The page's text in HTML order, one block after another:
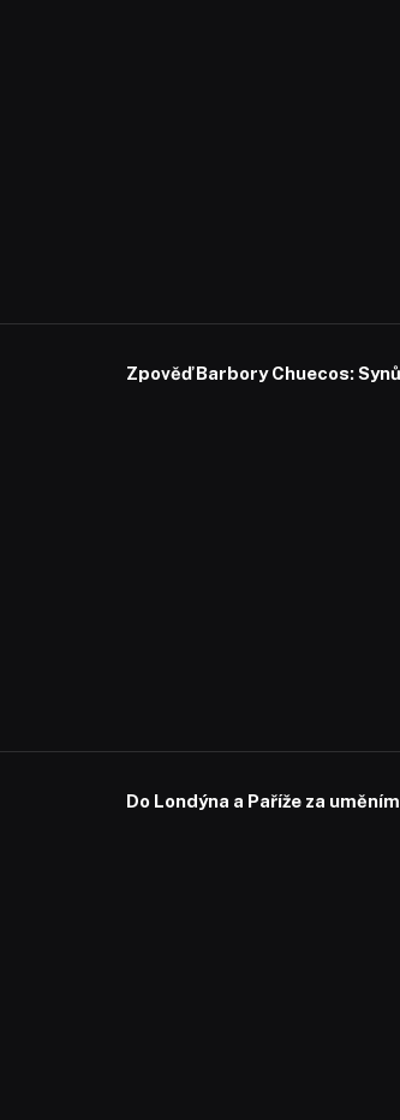
Zpověď Barbory Chuecos:
Do Londýna a Paříže za